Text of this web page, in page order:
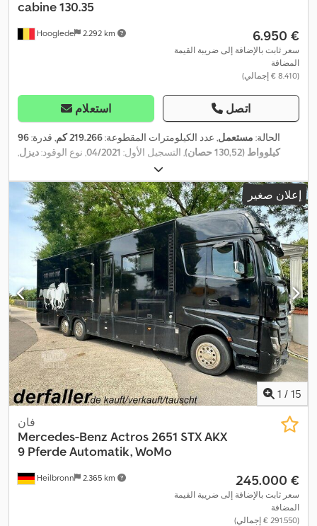
Hooglede 2.292 km
cabine 130.35
‏6.950 €
سعر ثابت بالإضافة إلى ضريبة القيمة
المضافة
(‏8.410 € إجمالي)
استعلام اتصل
الحالة: مستعمل, عدد الكيلومترات المقطوعة:219.266 كم , قدرة:96
كيلوواط (130,52 حصان)
, التسجيل الأول: 04/2021 , نوع الوقود:ديزل
, تكوين المحور:
نوع التروس:ميكانيكي, فئة الانبعاثات:يورو 6 , تعليق:فولاذ, سنة الصنع:
2021, معدات:
تنظيم النوافذ الكهربائي, قفل مركزي, مثبت السرعة, مرآة
كهربائية, نظام الفرامل المانعة للانغلاق (ABS),
إعلان صغير
1 / 15
Heilbronn 2.365 km
فان
Mercedes-Benz Actros 2651 STX AKX
9 Pferde Automatik, WoMo
‏245.000 €
سعر ثابت بالإضافة إلى ضريبة القيمة
المضافة
(‏291.550 € إجمالي)